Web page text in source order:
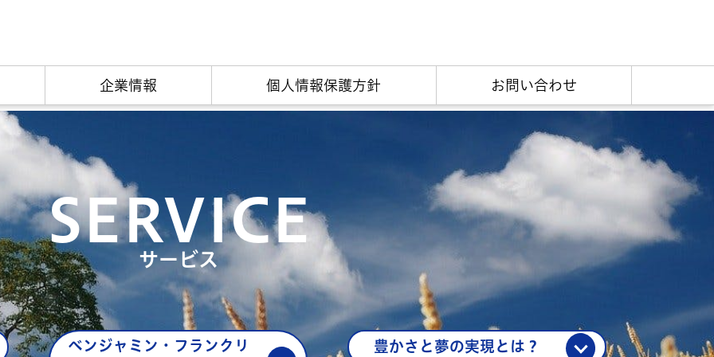
企業情報 個人情報保護方針 お問い合わせ
SERVICE
サービス
ベンジャミン・フランクリ 豊かさと夢の実現とは？